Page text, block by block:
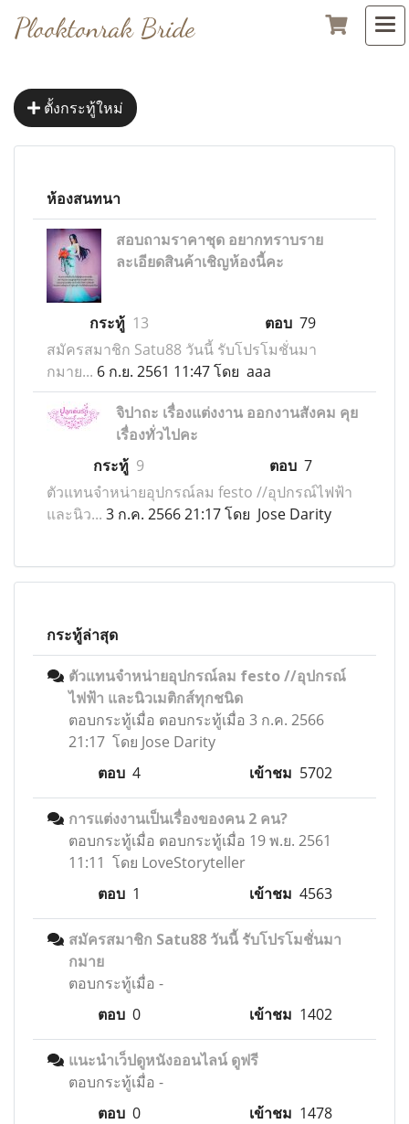
Plooktonrak Bride
ตั้งกระทู้ใหม่
ห้องสนทนา
สอบถามราคาชุด อยากทราบราย
ละเอียดสินค้าเชิญห้องนี้คะ
กระทู้ 13 ตอบ 79
สมัครสมาชิก Satu88 วันนี้ รับโปรโมชั่นมา
กมาย... 6 ก.ย. 2561 11:47 โดย aaa
จิปาถะ เรื่องแต่งงาน ออกงานสังคม คุย
เรื่องทั่วไปคะ
กระทู้ 9 ตอบ 7
ตัวแทนจำหน่ายอุปกรณ์ลม festo //อุปกรณ์ไฟฟ้า
และนิว... 3 ก.ค. 2566 21:17 โดย Jose Darity
กระทู้ล่าสุด
ตัวแทนจำหน่ายอุปกรณ์ลม festo //อุปกรณ์
ไฟฟ้า และนิวเมติกส์ทุกชนิด
ตอบกระทู้เมื่อ ตอบกระทู้เมื่อ 3 ก.ค. 2566
21:17 โดย Jose Darity
ตอบ 4 เข้าชม 5702
การแต่งงานเป็นเรื่องของคน 2 คน?
ตอบกระทู้เมื่อ ตอบกระทู้เมื่อ 19 พ.ย. 2561
11:11 โดย LoveStoryteller
ตอบ 1 เข้าชม 4563
สมัครสมาชิก Satu88 วันนี้ รับโปรโมชั่นมา
กมาย
ตอบกระทู้เมื่อ -
ตอบ 0 เข้าชม 1402
แนะนำเว็ปดูหนังออนไลน์ ดูฟรี
ตอบกระทู้เมื่อ -
ตอบ 0 เข้าชม 1478